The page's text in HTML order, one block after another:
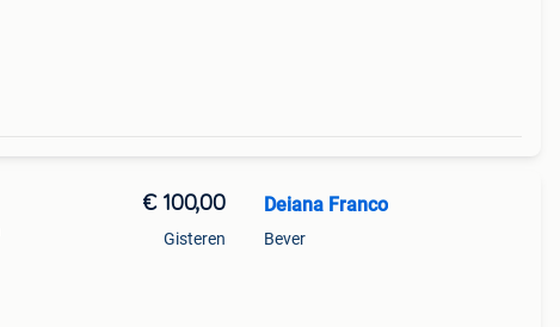
€ 100,00
Gisteren
Deiana Franco
Bever